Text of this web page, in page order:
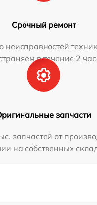
Срочный ремонт
неисправностей
в течение 2
запчасти
запчастей от
на собственных